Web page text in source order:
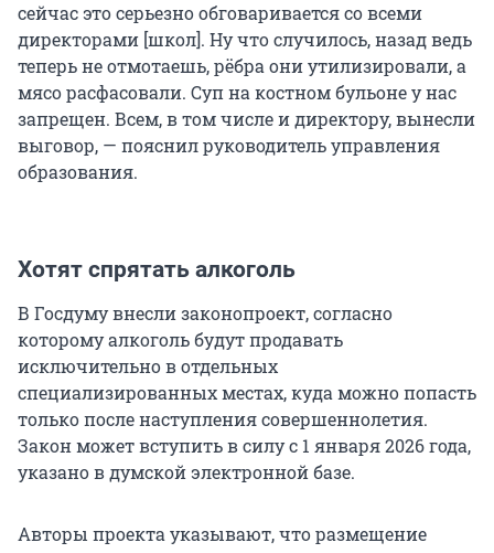
сейчас это серьезно обговаривается со всеми
директорами [школ]. Ну что случилось, назад ведь
теперь не отмотаешь, рёбра они утилизировали, а
мясо расфасовали. Суп на костном бульоне у нас
запрещен. Всем, в том числе и директору, вынесли
выговор, — пояснил руководитель управления
образования.
Хотят спрятать алкоголь
В Госдуму внесли законопроект, согласно
которому алкоголь будут продавать
исключительно в отдельных
специализированных местах, куда можно попасть
только после наступления совершеннолетия.
Закон может вступить в силу с 1 января 2026 года,
указано в думской электронной базе.
Авторы проекта указывают, что размещение